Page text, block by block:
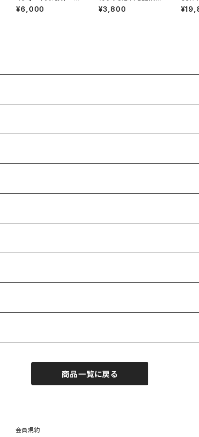
90cm 大判スクエア Si
lk Feeling おしゃれス
¥6,000
インポートスカーフ｜
透けシフォンスカーフ・
¥3,800
カンプ
ス｜
商品一覧に戻る
会員規約